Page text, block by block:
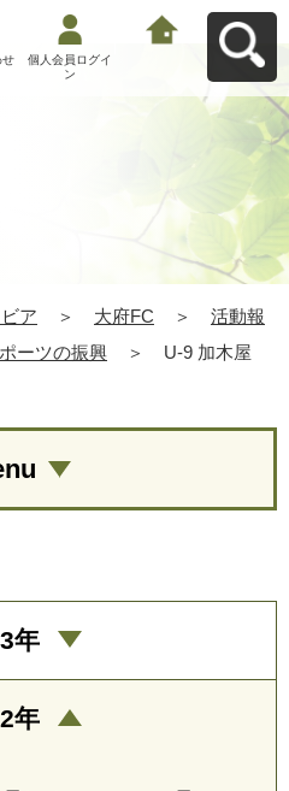
せ
個人会員ログイ
ン
ア ＞ 大府FC ＞
活動報
ーツの振興 ＞
U-9 加木屋
年
年